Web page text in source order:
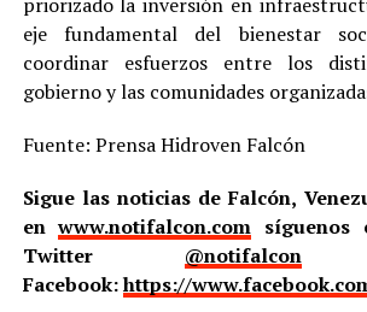
eje fundamental del bienestar
coordinar esfuerzos entre los
gobierno y las comunidades
Fuente: Prensa Hidroven Falcón
Sigue las noticias de Falcón,
enwww.notifalcon.com síguenos
Twitter @notifalcony
Facebook:https://